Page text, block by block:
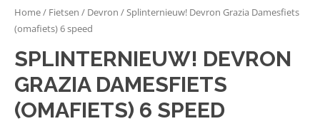
Home/ Fietsen / Devron / Splinternieuw! Devron Grazia Damesfiets
(omafiets) 6 speed
SPLINTERNIEUW! DEVRON
GRAZIA DAMESFIETS
(OMAFIETS) 6 SPEED